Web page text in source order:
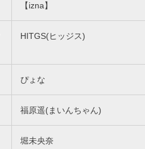
【izna】
HITGS(ヒッジス)
ぴょな
福原遥(まいんちゃん)
堀未央奈